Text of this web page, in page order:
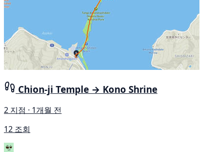
Chion-ji Temple → Kono Shrine
2 지점 · 1개월 전
12 조회